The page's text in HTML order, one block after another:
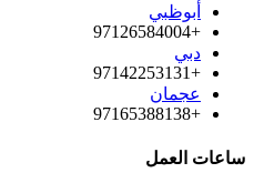
أبوظبي
+97126584004
دبي
+97142253131
عجمان
+97165388138
ساعات العمل